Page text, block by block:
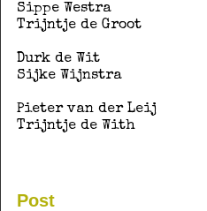
Sippe Westra
Trijntje de Groot
Durk de Wit
Sijke Wijnstra
Pieter van der Leij
Trijntje de With
Post